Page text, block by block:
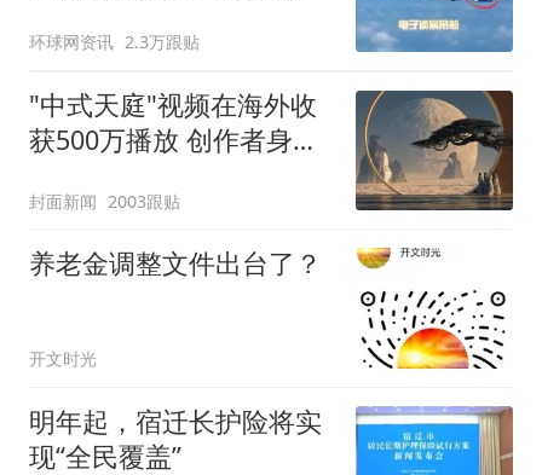
环球网资讯 2.3万跟贴
"中式天庭"视频在海外收
获500万播放 创作者身份
封面新闻 2003跟贴
养老金调整文件出台了？
开文时光
明年起，宿迁长护险将实
现“全民覆盖”